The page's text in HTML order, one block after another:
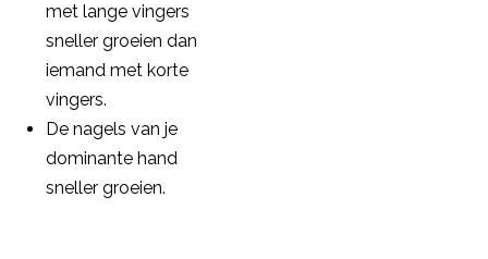
met lange vingers
sneller groeien dan
iemand met korte
vingers.
De nagels van je
dominante hand
sneller groeien.